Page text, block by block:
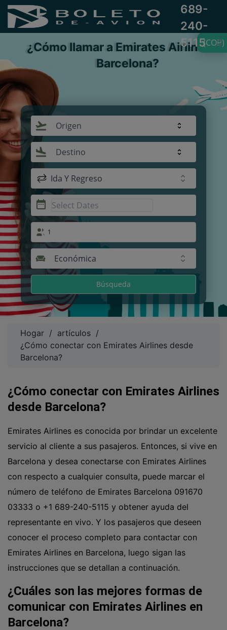
689-
240-
5115
¿Cómo llamar a Emirates Airlines
Barcelona?
(COP)
Origen
Destino
Ida Y Regreso
1
Económica
Búsqueda
Hogar / artículos /
¿Cómo conectar con Emirates Airlines desde
Barcelona?
¿Cómo conectar con Emirates Airlines
desde Barcelona?
Emirates Airlines es conocida por brindar un excelente
servicio al cliente a sus pasajeros. Entonces, si vive en
Barcelona y desea conectarse con Emirates Airlines
con respecto a cualquier consulta, puede marcar el
número de teléfono de Emirates Barcelona 091670
03333 o +1 689-240-5115 y obtener ayuda del
representante en vivo. Y los pasajeros que deseen
conocer el proceso completo para contactar con
Emirates Airlines en Barcelona, luego sigan las
instrucciones que se detallan a continuación.
¿Cuáles son las mejores formas de
comunicar con Emirates Airlines en
Barcelona?